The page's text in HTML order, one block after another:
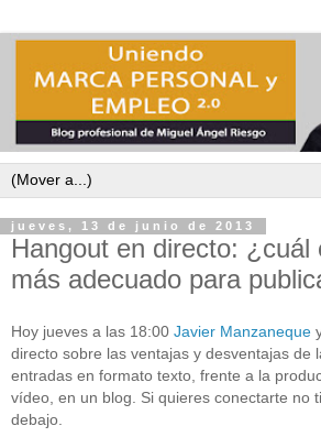
jueves, 13 de junio de 2013
Hangout en directo: ¿cuál
más adecuado para
Hoy jueves a las 18:00 Javier Manzaneque
directo sobre las ventajas y desventajas de
entradas en formato texto, frente a la
vídeo, en un blog. Si quieres conectarte no
debajo.